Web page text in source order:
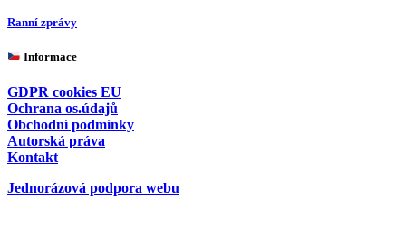
Ranní zprávy
Informace
GDPR cookies EU
Ochrana os.údajů
Obchodní podmínky
Autorská práva
Kontakt
Jednorázová podpora webu